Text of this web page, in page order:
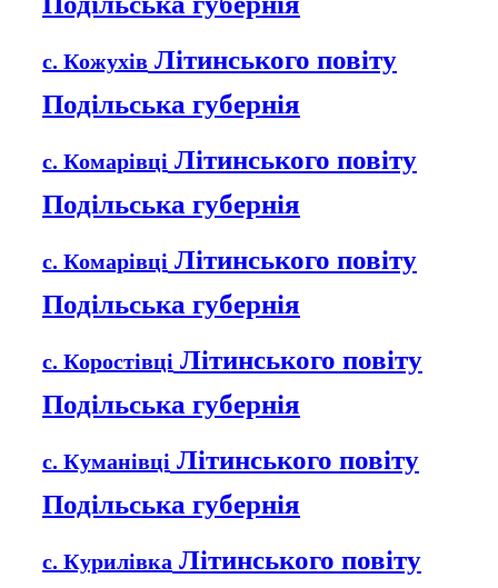
с. Кожухів Літинського повіту
Подільська губернія
с. Комарівці Літинського повіту
Подільська губернія
с. Комарівці Літинського повіту
Подільська губернія
с. Коростівці Літинського повіту
Подільська губернія
с. Куманівці Літинського повіту
Подільська губернія
с. Курилівка Літинського повіту